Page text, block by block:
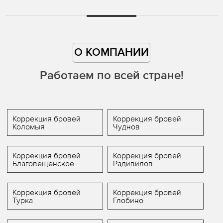
О КОМПАНИИ
Работаем по всей стране!
Коррекция бровей
Коломыя
Коррекция бровей
Чуднов
Коррекция бровей
Благовещенское
Коррекция бровей
Радивилов
Коррекция бровей
Турка
Коррекция бровей
Глобино